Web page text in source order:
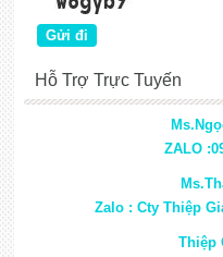
Hỗ Trợ Trực Tuyến
ZALO
Zalo : Cty Thiệp
Thiệp